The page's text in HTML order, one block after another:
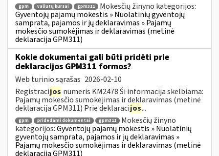
gpm valiutų kursai gpm311
Mokesčių žinyno kategorijos:
Gyventojų pajamų mokestis » Nuolatinių gyventojų
samprata, pajamos ir jų deklaravimas » Pajamų
mokesčio sumokėjimas ir deklaravimas (metinė
deklaracija GPM311)
Kokie dokumentai gali būti pridėti prie
deklaracijos GPM311 formos?
Web turinio sąrašas 2026-02-10
Registracijos numeris KM2478 Ši informacija skelbiama:
Pajamų mokesčio sumokėjimas ir deklaravimas (metinė
deklaracija GPM311) Prie deklaracijos...
gpm pridedami dokumentai gpm311
Mokesčių žinyno
kategorijos:Gyventojų pajamų mokestis » Nuolatinių
gyventojų samprata, pajamos ir jų deklaravimas »
Pajamų mokesčio sumokėjimas ir deklaravimas (metinė
deklaracija GPM311)